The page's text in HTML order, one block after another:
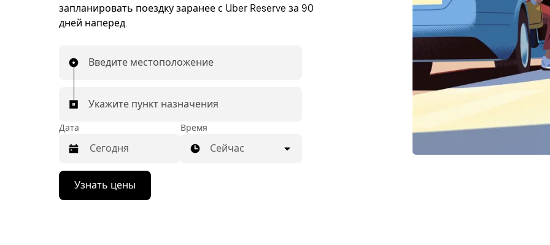
запланировать поездку заранее с Uber Reserve за 90
дней наперед.
Введите местоположение
Укажите пункт назначения
Дата
Нажмите
стрелку
вниз,
Время
Сейчас
Узнать цены